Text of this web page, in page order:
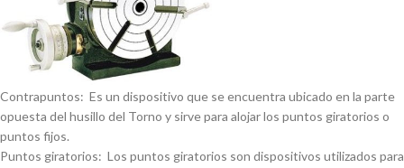
Contrapuntos: Es un dispositivo que se encuentra ubicado en la parte
opuesta del husillo del Torno y sirve para alojar los puntos giratorios o
puntos fijos.
Puntos giratorios: Los puntos giratorios son dispositivos utilizados para